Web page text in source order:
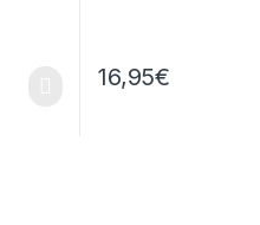
16,95€